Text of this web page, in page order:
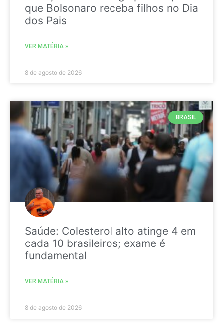
que Bolsonaro receba filhos no Dia
dos Pais
VER MATÉRIA »
8 de agosto de 2026
BRASIL
Saúde: Colesterol alto atinge 4 em
cada 10 brasileiros; exame é
fundamental
VER MATÉRIA »
8 de agosto de 2026